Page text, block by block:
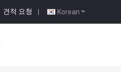
Korean
견적 요청 |